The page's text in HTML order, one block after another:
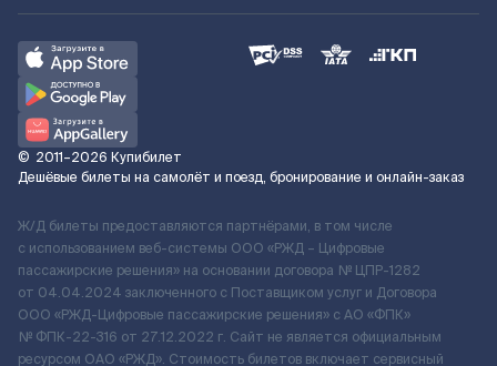
© 2011–2026 Купибилет
Дешёвые билеты на самолёт и поезд, бронирование и онлайн-заказ
Ж/Д билеты предоставляются партнёрами, в том числе
с использованием веб-системы ООО «РЖД – Цифровые
пассажирские решения» на основании договора № ЦПР-1282
от 04.04.2024 заключенного с Поставщиком услуг и Договора
ООО «РЖД-Цифровые пассажирские решения» c АО «ФПК»
№ ФПК-22-316 от 27.12.2022 г. Сайт не является официальным
ресурсом ОАО «РЖД». Стоимость билетов включает сервисный